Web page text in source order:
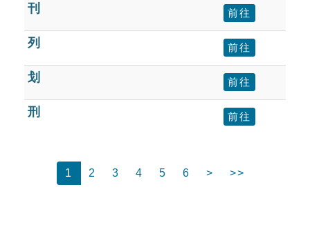
刊 前往
列 前往
划 前往
刑 前往
1 2 3 4 5 6 > >>